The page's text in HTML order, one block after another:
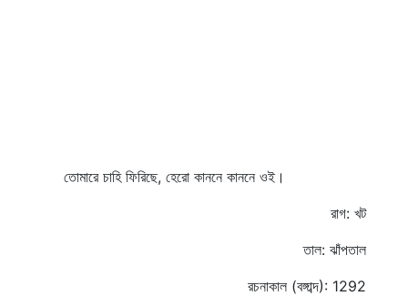
তোমারে চাহি ফিরিছে, হেরো কাননে কাননে ওই।
রাগ: খট
তাল: ঝাঁপতাল
রচনাকাল (বঙ্গাব্দ): 1292